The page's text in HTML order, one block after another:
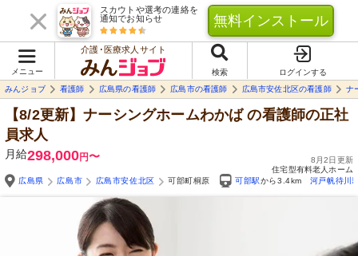
スカウトや選考の連絡を
通知でお知らせ
無料インストール
メニュー
介護･医療求人サイト
検索
ログインする
みんジョブ
看護師 広島県の看護師 広島市の看護師 広島市安佐北区の看護師 ナ
【8/2更新】ナーシングホームわかばの看護師の正社
員求人
月給298,000円〜
8月2日更新
住宅型有料老人ホーム
広島県
広島市 広島市安佐北区 可部町桐原 可部駅から3.4km 河戸帆待川